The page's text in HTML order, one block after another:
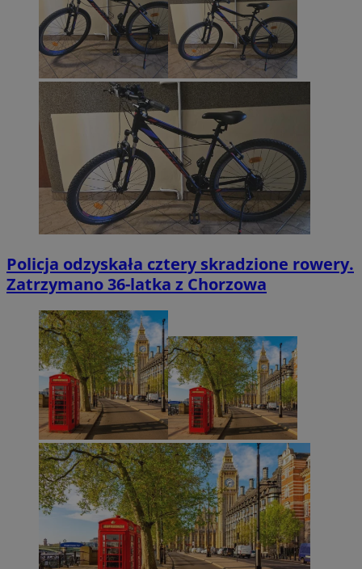
Policja odzyskała cztery skradzione rowery.
Zatrzymano 36-latka z Chorzowa